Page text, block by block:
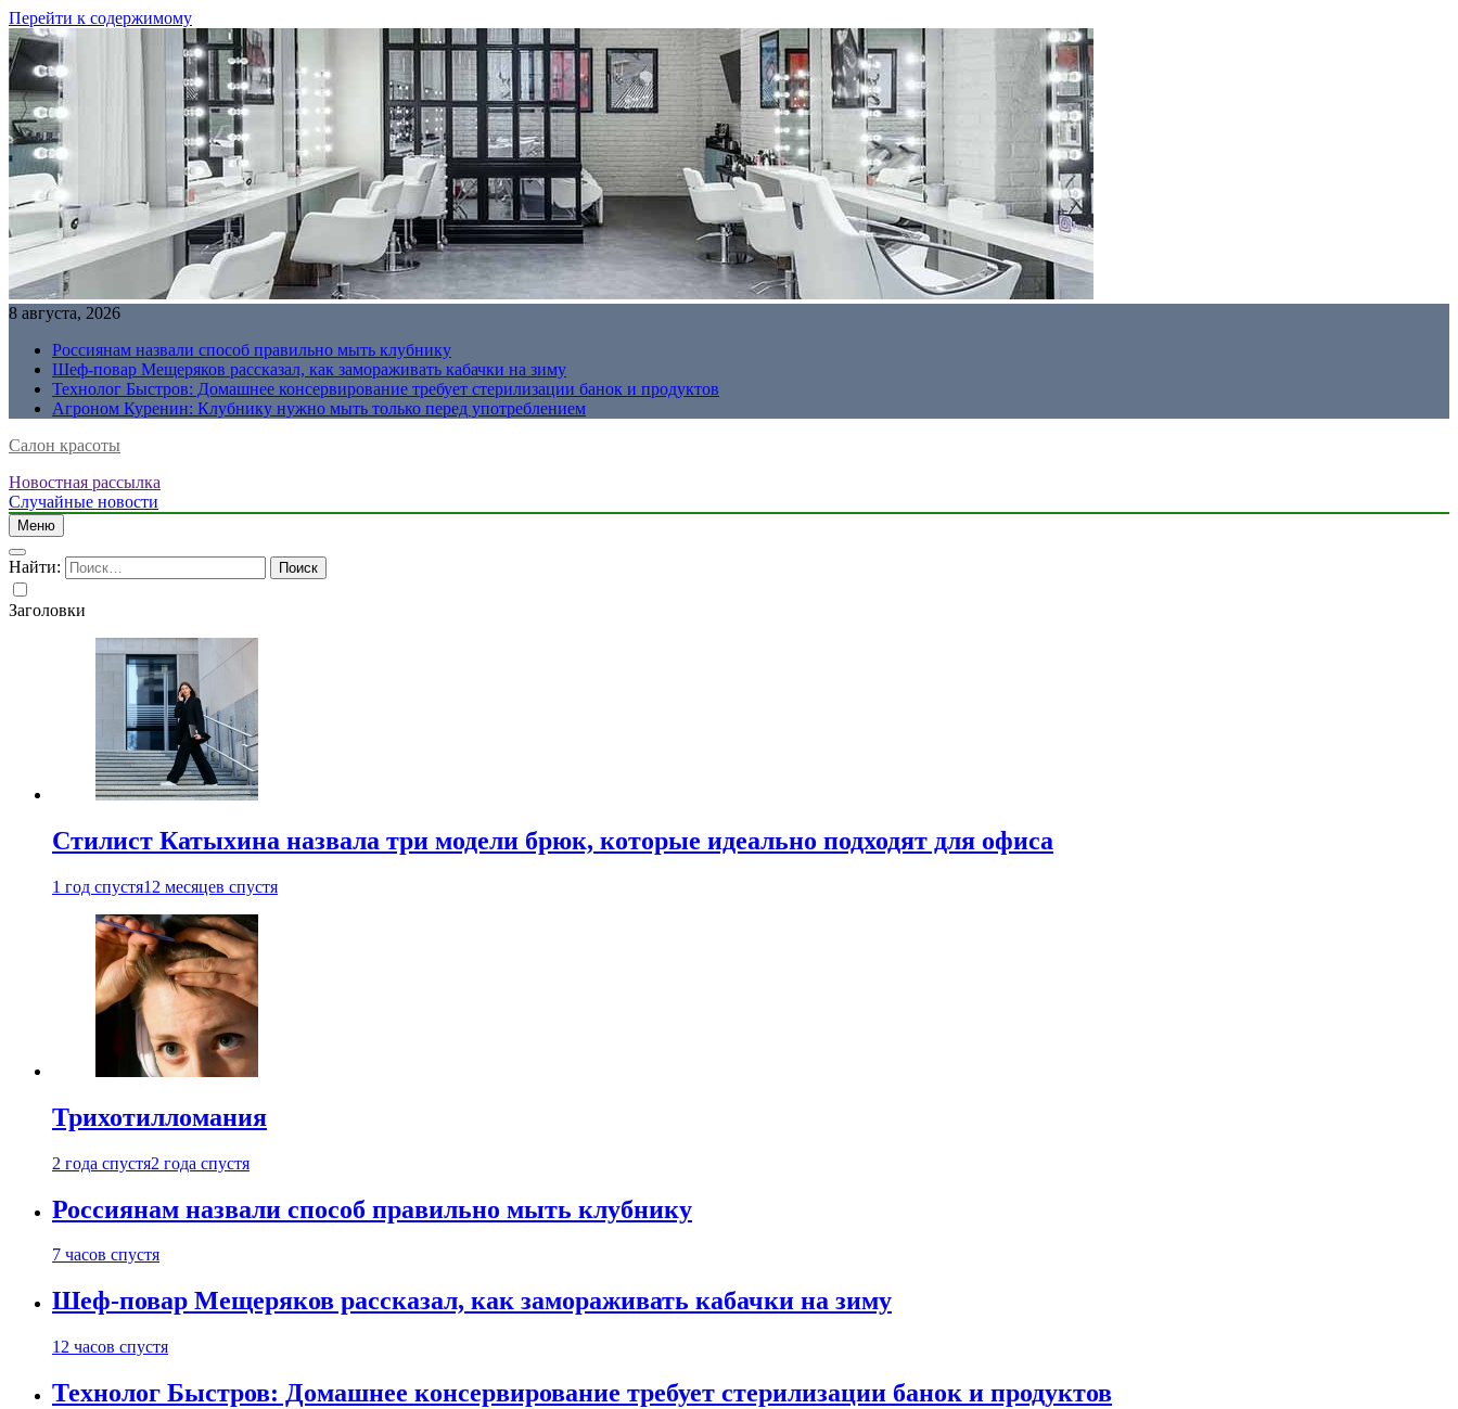
Перейти к содержимому
8 августа, 2026
Россиянам назвали способ правильно мыть клубнику
Шеф-повар Мещеряков рассказал, как замораживать кабачки на зиму
Технолог Быстров: Домашнее консервирование требует стерилизации банок и продуктов
Агроном Куренин: Клубнику нужно мыть только перед употреблением
Салон красоты
Новостная рассылка
Случайные новости
Меню
Найти:
Заголовки
Стилист Катыхина назвала три модели брюк, которые идеально подходят для офиса
1 год спустя12 месяцев спустя
Трихотилломания
2 года спустя2 года спустя
Россиянам назвали способ правильно мыть клубнику
7 часов спустя
Шеф-повар Мещеряков рассказал, как замораживать кабачки на зиму
12 часов спустя
Технолог Быстров: Домашнее консервирование требует стерилизации банок и продуктов